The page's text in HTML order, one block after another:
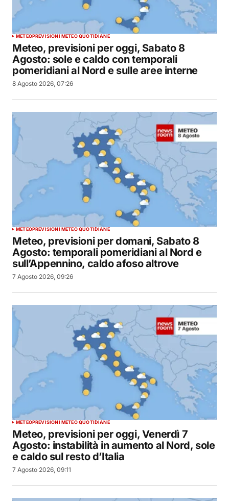
METEOPREVISIONI METEO QUOTIDIANE
Meteo, previsioni per oggi, Sabato 8
Agosto: sole e caldo con temporali
pomeridiani al Nord e sulle aree interne
8 Agosto 2026, 07:26
METEOPREVISIONI METEO QUOTIDIANE
Meteo, previsioni per domani, Sabato 8
Agosto: temporali pomeridiani al Nord e
sull’Appennino, caldo afoso altrove
7 Agosto 2026, 09:26
METEOPREVISIONI METEO QUOTIDIANE
Meteo, previsioni per oggi, Venerdì 7
Agosto: instabilità in aumento al Nord, sole
e caldo sul resto d’Italia
7 Agosto 2026, 09:11